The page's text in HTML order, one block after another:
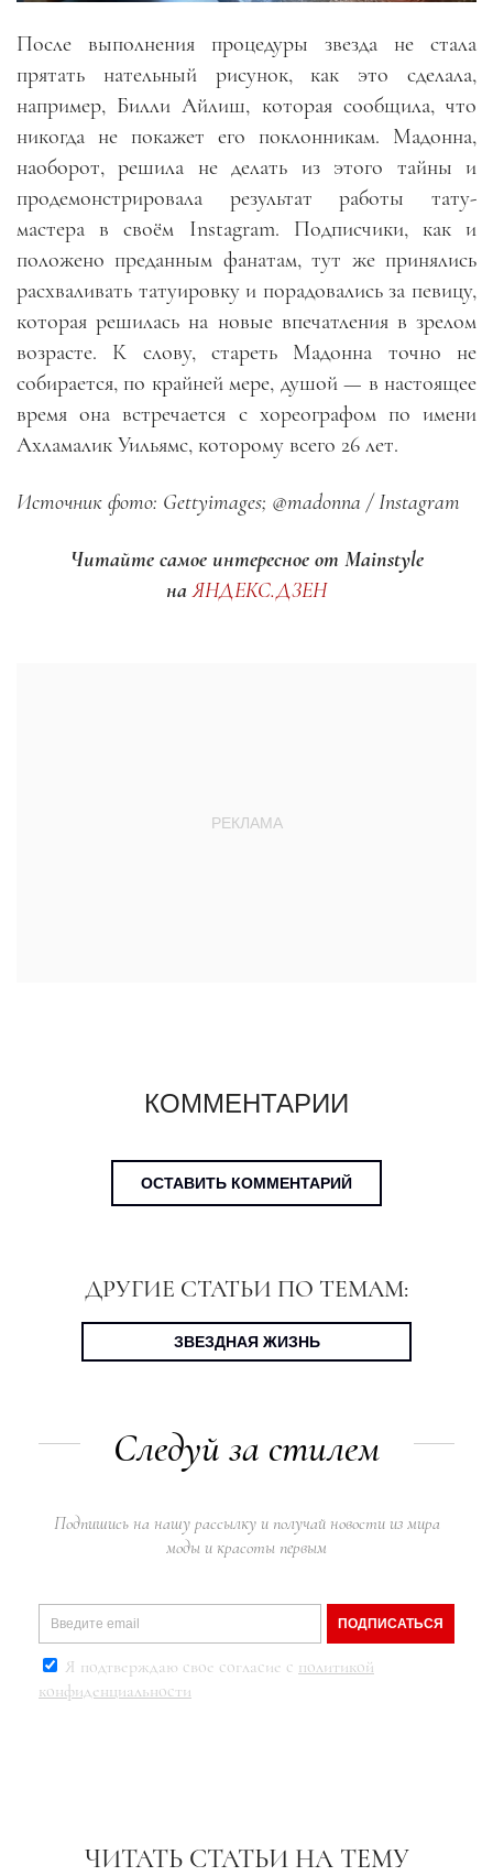
После выполнения процедуры звезда не стала
прятать нательный рисунок, как это сделала,
например, Билли Айлиш, которая сообщила, что
никогда не покажет его поклонникам. Мадонна,
наоборот, решила не делать из этого тайны и
продемонстрировала результат работы тату-
мастера в своём Instagram. Подписчики, как и
положено преданным фанатам, тут же принялись
расхваливать татуировку и порадовались за певицу,
которая решилась на новые впечатления в зрелом
возрасте. К слову, стареть Мадонна точно не
собирается, по крайней мере, душой— в настоящее
время она встречается с хореографом по имени
Ахламалик Уильямс, которому всего 26 лет.
Источник фото: Gettyimages; @madonna / Instagram
Читайте самое интересное от Mainstyle
наЯНДЕКС.ДЗЕН
КОММЕНТАРИИ
ОСТАВИТЬ КОММЕНТАРИЙ
ДРУГИЕ СТАТЬИ ПО ТЕМАМ:
ЗВЕЗДНАЯ ЖИЗНЬ
Следуй за стилем
Подпишись на нашу рассылку и получай новости из мира
моды и красоты первым
ПОДПИСАТЬСЯ
Я подтверждаю свое согласие с политикой
конфиденциальности
ЧИТАТЬ СТАТЬИ НА ТЕМУ